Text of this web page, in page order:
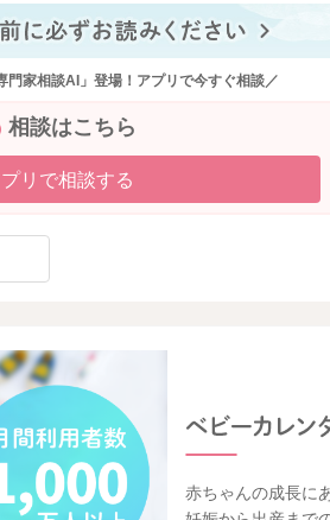
門家相談AI」登場！アプリで今すぐ相談／
相談はこちら
リで相談する
赤ちゃんの成長に